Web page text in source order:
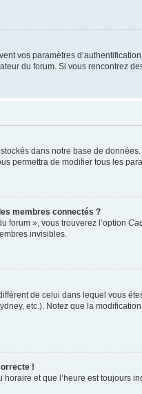
vos paramètres
du forum. Si vous rencontrez
dans notre base de
permettra de modifier tous les
membres connectés ?
forum », vous trouverez l’option
invisibles.
de celui dans lequel vous
etc.). Notez que la
!
et que l’heure est